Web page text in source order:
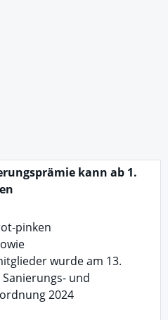
kann ab 1.
pinken
wurde am 13.
und
2024